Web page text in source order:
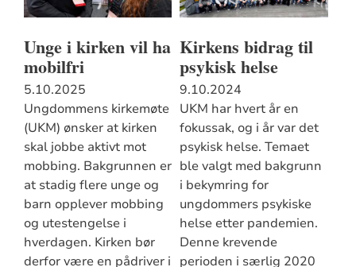
Unge i kirken vil ha
mobilfri
5.10.2025
Ungdommens kirkemøte
(UKM) ønsker at kirken
skal jobbe aktivt mot
mobbing. Bakgrunnen er
at stadig flere unge og
barn opplever mobbing
og utestengelse i
hverdagen. Kirken bør
derfor være en pådriver i
Kirkens bidrag til
psykisk helse
9.10.2024
UKM har hvert år en
fokussak, og i år var det
psykisk helse. Temaet
ble valgt med bakgrunn
i bekymring for
ungdommers psykiske
helse etter pandemien.
Denne krevende
perioden i særlig 2020